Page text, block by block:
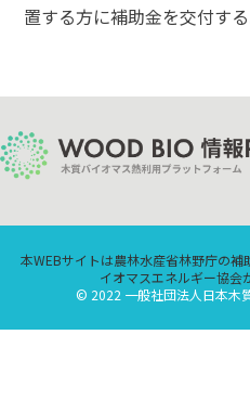
置する方に補助金を交付する
本WEBサイトは農林水産省林野庁の
イオマスエネルギー協会
© 2022 一般社団法人日本木